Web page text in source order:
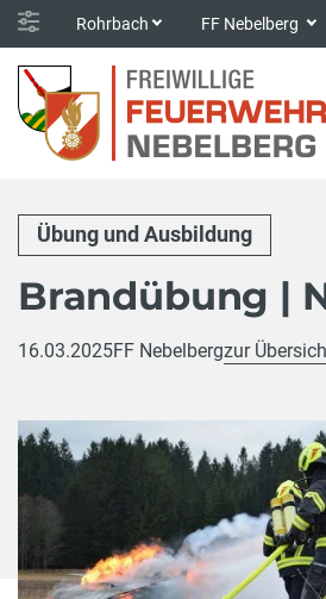
Rohrbach FF Nebelberg
Übung und Ausbildung
Brandübung |
16.03.2025FF Nebelbergzur